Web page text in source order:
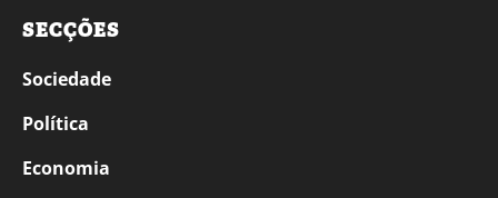
SECÇÕES
Sociedade
Política
Economia